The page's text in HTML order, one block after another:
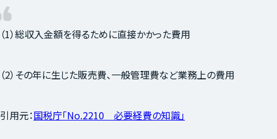
（1）総収入金額を得るために直接かかった費用
（2）その年に生じた販売費、一般管理費など業務上の費用
引用元：国税庁「No.2210 必要経費の知識」